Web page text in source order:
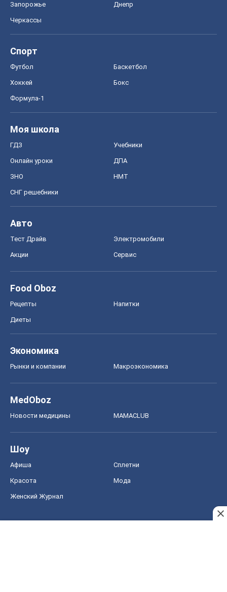
Запорожье Днепр
Черкассы
Спорт
Футбол Баскетбол
Хоккей Бокс
Формула-1
Моя школа
ГДЗ Учебники
Онлайн уроки ДПА
ЗНО НМТ
СНГ решебники
Авто
Тест Драйв Электромобили
Акции Сервис
Food Oboz
Рецепты Напитки
Диеты
Экономика
Рынки и компании Mакроэкономика
MedOboz
Новости медицины MAMACLUB
Шоу
Афиша Сплетни
Красота Мода
Женский Журнал